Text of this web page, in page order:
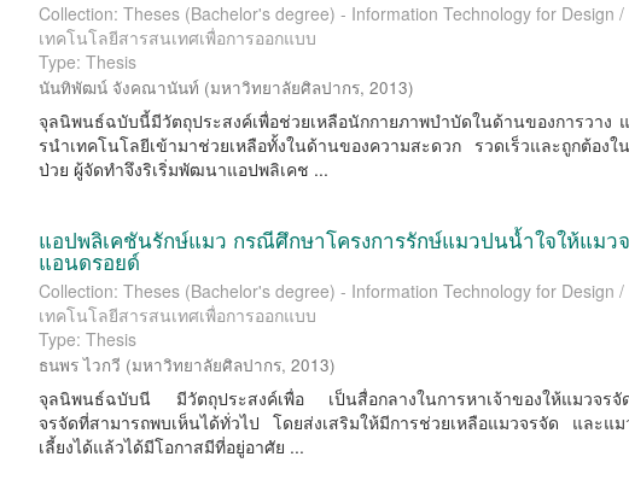
Collection: Theses (Bachelor's degree) - Information Technology for Design
เทคโนโลยีสารสนเทศเพื่อการออกแบบ
Type: Thesis
นันทิพัฒน์ จังคณานันท์ (มหาวิทยาลัยศิลปากร,2013)
จุลนิพนธ์ฉบับนี้มีวัตถุประสงค์เพื่อช่วยเหลือนักกายภาพบําบัดในด้านของการวาง
รนําเทคโนโลยีเข้ามาช่วยเหลือทั้งในด้านของความสะดวก รวดเร็วและถูกต้อง
ป่วย ผู้จัดทําจึงริเริ่มพัฒนาแอปพลิเคช ...
แอปพลิเคชันรักษ์แมว กรณีศึกษาโครงการรักษ์แมวปนน้ำใจให้แมว
แอนดรอยด์
Collection: Theses (Bachelor's degree) - Information Technology for Design
เทคโนโลยีสารสนเทศเพื่อการออกแบบ
Type: Thesis
ธนพร ไวกวี (มหาวิทยาลัยศิลปากร,2013)
จุลนิพนธ์ฉบับนี มีวัตถุประสงค์เพื่อ เป็นสื่อกลางในการหาเจ้าของให้แมวจรจั
จรจัดที่สามารถพบเห็นได้ทั่วไป โดยส่งเสริมให้มีการช่วยเหลือแมวจรจัด และแม
เลี้ยงได้แล้วได้มีโอกาสมีที่อยู่อาศัย ...